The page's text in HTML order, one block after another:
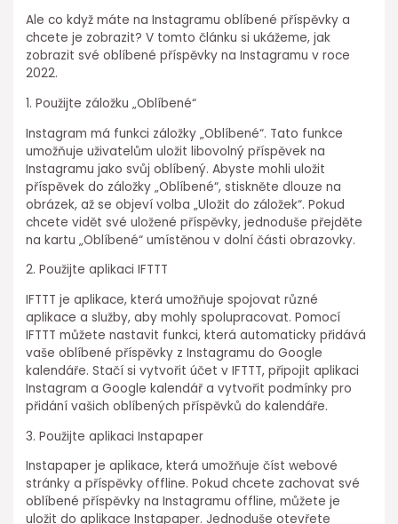
Ale co když máte na Instagramu oblíbené příspěvky a
chcete je zobrazit? V tomto článku si ukážeme, jak
zobrazit své oblíbené příspěvky na Instagramu v roce
2022.
1. Použijte záložku „Oblíbené“
Instagram má funkci záložky „Oblíbené“. Tato funkce
umožňuje uživatelům uložit libovolný příspěvek na
Instagramu jako svůj oblíbený. Abyste mohli uložit
příspěvek do záložky „Oblíbené“, stiskněte dlouze na
obrázek, až se objeví volba „Uložit do záložek“. Pokud
chcete vidět své uložené příspěvky, jednoduše přejděte
na kartu „Oblíbené“ umístěnou v dolní části obrazovky.
2. Použijte aplikaci IFTTT
IFTTT je aplikace, která umožňuje spojovat různé
aplikace a služby, aby mohly spolupracovat. Pomocí
IFTTT můžete nastavit funkci, která automaticky přidává
vaše oblíbené příspěvky z Instagramu do Google
kalendáře. Stačí si vytvořit účet v IFTTT, připojit aplikaci
Instagram a Google kalendář a vytvořit podmínky pro
přidání vašich oblíbených příspěvků do kalendáře.
3. Použijte aplikaci Instapaper
Instapaper je aplikace, která umožňuje číst webové
stránky a příspěvky offline. Pokud chcete zachovat své
oblíbené příspěvky na Instagramu offline, můžete je
uložit do aplikace Instapaper. Jednoduše otevřete